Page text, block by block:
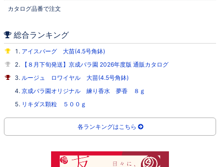
カタログ品番で注文
総合ランキング
アイスバーグ 大苗(4.5号角鉢)
【８月下旬発送】京成バラ園 2026年度版 通販カタログ
ルージュ ロワイヤル 大苗(4.5号角鉢)
京成バラ園オリジナル 練り香水 夢香 ８ｇ
リキダス顆粒 ５００ｇ
各ランキングはこちら